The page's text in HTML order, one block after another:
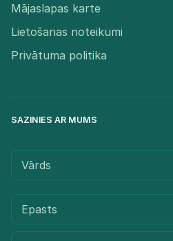
Mājaslapas karte
Lietošanas noteikumi
Privātuma politika
SAZINIES AR MUMS